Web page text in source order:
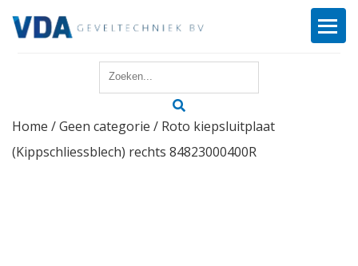
Reparatie
Home /Geen categorie / Roto kiepsluitplaat
(Kippschliessblech) rechts 84823000400R